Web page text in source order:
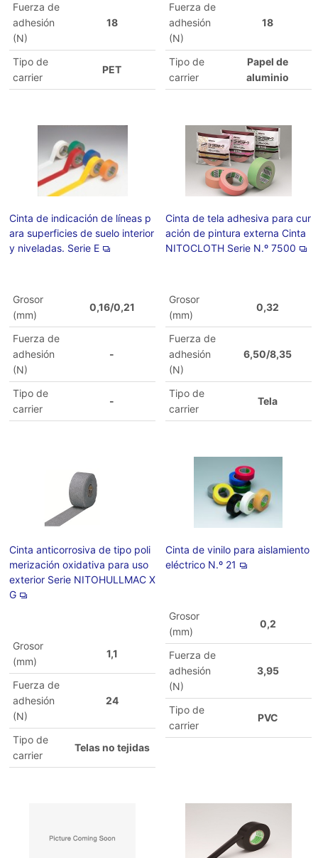
Fuerza de
adhesión
(N)
18
Tipo de
carrier
PET
Fuerza de
adhesión
(N)
18
Tipo de
carrier
Papel de
aluminio
Cinta de indicación de líneas p
ara superficies de suelo interior
y niveladas. Serie E
Grosor
(mm)
0,16/0,21
Fuerza de
adhesión
(N)
-
Tipo de
carrier
-
Cinta de tela adhesiva para cur
ación de pintura externa Cinta
NITOCLOTH Serie N.º 7500
Grosor
(mm)
0,32
Fuerza de
adhesión
(N)
6,50/8,35
Tipo de
carrier
Tela
Cinta anticorrosiva de tipo poli
merización oxidativa para uso
exterior Serie NITOHULLMAC X
G
Grosor
(mm)
1,1
Fuerza de
adhesión
(N)
24
Tipo de
carrier
Telas no tejidas
Cinta de vinilo para aislamiento
eléctrico N.º 21
Grosor
(mm)
0,2
Fuerza de
adhesión
(N)
3,95
Tipo de
carrier
PVC